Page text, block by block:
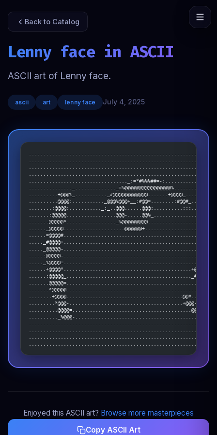
Back to Catalog
Lenny face in ASCII
ASCII art of Lenny face.
ascii art lenny face July 4, 2025
.................................._:=*#%%%##=-
.......:@@@@@.................@@@-
....._@@@@@-
.....:@@@@@-
.......*@@@@@...............................................-
.........*@@@-.......................................+@@@-
..........@@@@=.........................................@@@@@#+-
.........._%@@@-
Enjoyed this ASCII art? Browse more masterpieces
Copy ASCII Art